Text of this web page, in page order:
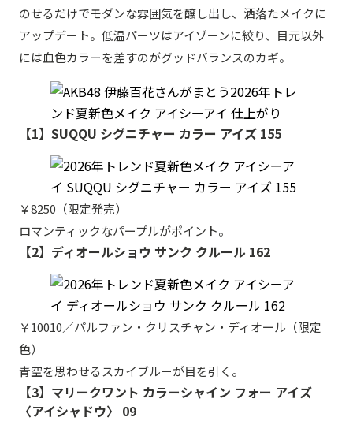
のせるだけでモダンな雰囲気を醸し出し、洒落たメイクに
アップデート。低温パーツはアイゾーンに絞り、目元以外
には血色カラーを差すのがグッドバランスのカギ。
【1】SUQQU シグニチャー カラー アイズ 155
￥8250（限定発売）
ロマンティックなパープルがポイント。
【2】ディオールショウ サンク クルール 162
￥10010／パルファン・クリスチャン・ディオール（限定
色）
青空を思わせるスカイブルーが目を引く。
【3】マリークワント カラーシャイン フォー アイズ
〈アイシャドウ〉 09